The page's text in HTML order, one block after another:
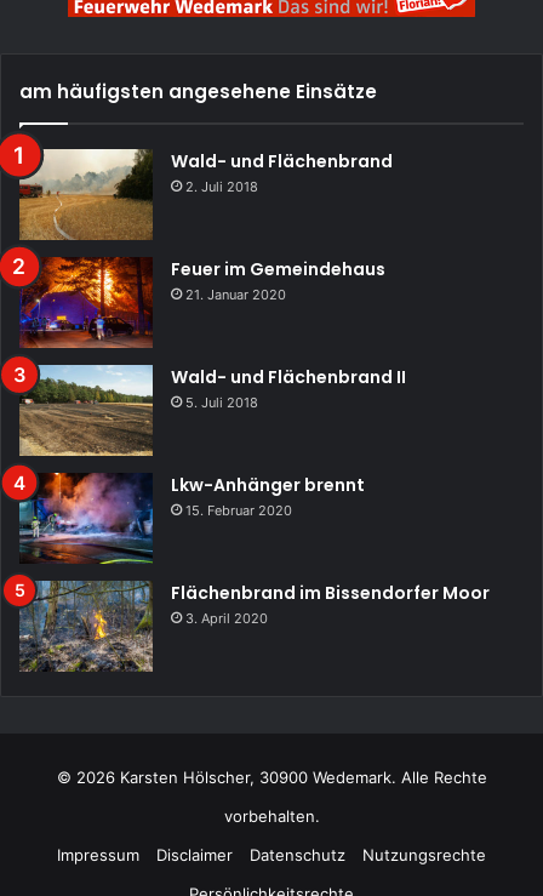
am häufigsten angesehene Einsätze
Wald- und Flächenbrand
2. Juli 2018
Feuer im Gemeindehaus
21. Januar 2020
Wald- und Flächenbrand II
5. Juli 2018
Lkw-Anhänger brennt
15. Februar 2020
Flächenbrand im Bissendorfer Moor
3. April 2020
© 2026 Karsten Hölscher, 30900 Wedemark. Alle Rechte
vorbehalten.
Impressum
Disclaimer Datenschutz
Nutzungsrechte